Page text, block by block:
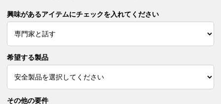
興味があるアイテムにチェックを入れてください
希望する製品
その他の要件